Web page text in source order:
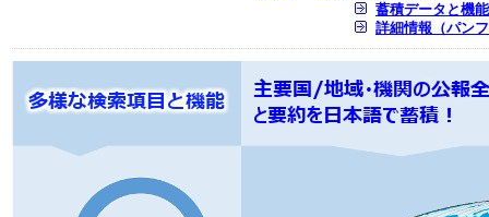
蓄積データと機
詳細情報（パン